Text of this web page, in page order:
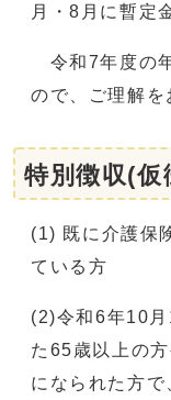
月・8月に暫定
令和7年度の
ので、ご理解を
特別徴収(
(1) 既に介護保
ている方
(2)令和6年10
た65歳以上の
になられた方